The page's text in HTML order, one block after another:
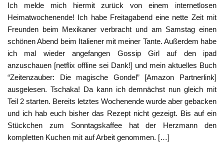
Ich melde mich hiermit zurück von einem internetlosen
Heimatwochenende! Ich habe Freitagabend eine nette Zeit mit
Freunden beim Mexikaner verbracht und am Samstag einen
schönen Abend beim Italiener mit meiner Tante. Außerdem habe
ich mal wieder angefangen Gossip Girl auf den ipad
anzuschauen [netflix offline sei Dank!] und mein aktuelles Buch
“Zeitenzauber: Die magische Gondel” [Amazon Partnerlink]
ausgelesen. Tschaka! Da kann ich demnächst nun gleich mit
Teil 2 starten. Bereits letztes Wochenende wurde aber gebacken
und ich hab euch bisher das Rezept nicht gezeigt. Bis auf ein
Stückchen zum Sonntagskaffee hat der Herzmann den
kompletten Kuchen mit auf Arbeit genommen. […]